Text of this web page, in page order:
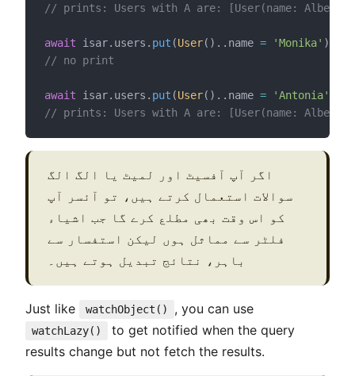
// prints: Users with A are: [User(name: Albert)]
await isar.users. put (User()..name = 'Monika' );
// no print
await isar.users. put (User()..name = 'Antonia'
// prints: Users with A are: [User(name: Albert),
اگر آپ آفسیٹ اور لمیٹ یا الگ الگ
سوالات استعمال کرتے ہیں، تو آئسر آپ
کو اس وقت بھی مطلع کرے گا جب اشیاء
فلٹر سے مماثل ہوں لیکن استفسار سے
باہر، نتائج تبدیل ہوتے ہیں۔
Just like watchObject() , you can use
watchLazy()
to get notified when the query
results change but not fetch the results.